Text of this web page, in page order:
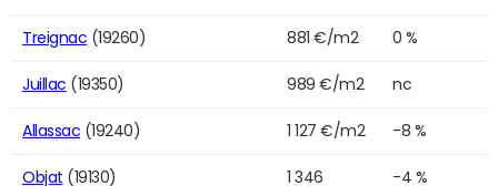
Treignac (19260) 881 €/m2 0 %
Juillac (19350) 989 €/m2 nc
Allassac (19240) 1 127 €/m2 -8 %
Objat (19130) 1 346 -4 %